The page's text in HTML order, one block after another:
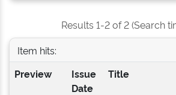
Results 1-2 of 2 (Search
Item hits:
Preview
Issue
Date
Title